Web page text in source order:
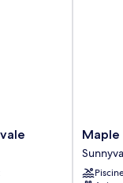
Maple
Tree
Inn
Maple